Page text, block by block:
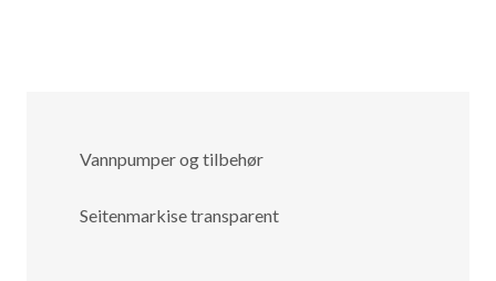
Vannpumper og tilbehør
Seitenmarkise transparent